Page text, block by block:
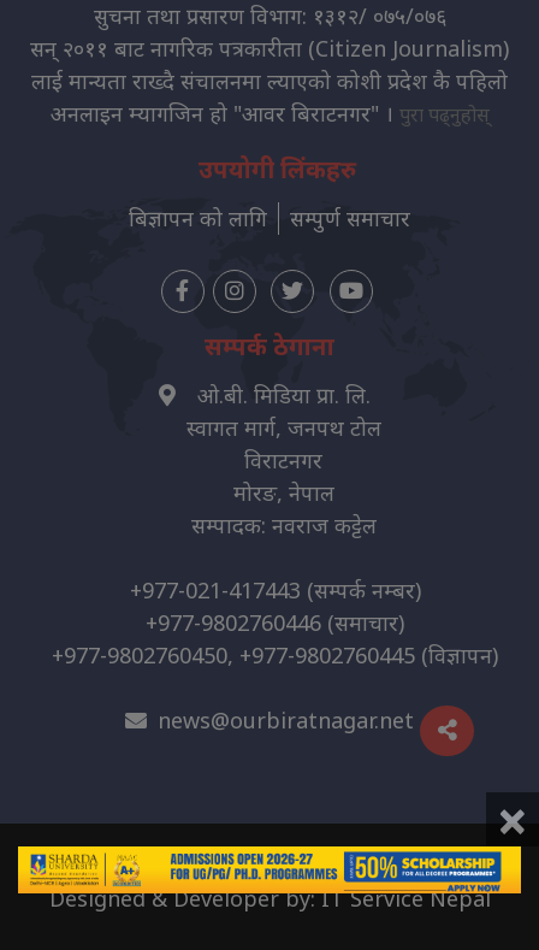
सुचना तथा प्रसारण विभाग: १३१२/ ०७५/०७६
सन् २०११ बाट नागरिक पत्रकारीता (Citizen Journalism)
लाई मान्यता राख्दै संचालनमा ल्याएको कोशी प्रदेश कै पहिलो
अनलाइन म्यागजिन हो "आवर बिराटनगर" । पुरा पढ्नुहोस्
उपयोगी लिंकहरु
बिज्ञापन को लागि सम्पुर्ण समाचार
सम्पर्क ठेगाना
ओ.बी. मिडिया प्रा. लि.
स्वागत मार्ग, जनपथ टोल
विराटनगर
मोरङ, नेपाल
सम्पादक: नवराज कट्टेल
+977-021-417443 (सम्पर्क नम्बर)
+977-9802760446 (समाचार)
+977-9802760450, +977-9802760445 (विज्ञापन)
news@ourbiratnagar.net
© 2026 | O.B. Media Pvt. Ltd
Designed & Developer by:IT Service Nepal
×